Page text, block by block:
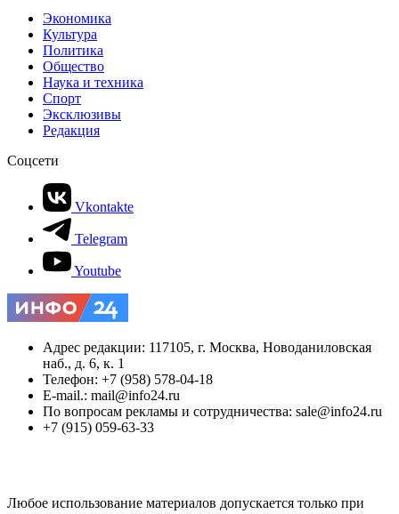
Экономика
Культура
Политика
Общество
Наука и техника
Спорт
Эксклюзивы
Редакция
Соцсети
Vkontakte
Telegram
Youtube
Адрес редакции: 117105, г. Москва, Новоданиловская
наб., д. 6, к. 1
Телефон: +7 (958) 578-04-18
E-mail.: mail@info24.ru
По вопросам рекламы и сотрудничества: sale@info24.ru
+7 (915) 059-63-33
Любое использование материалов допускается только при